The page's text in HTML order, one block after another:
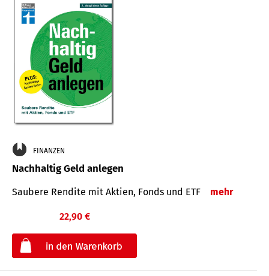
FINANZEN
Nachhaltig Geld anlegen
Saubere Rendite mit Aktien, Fonds und ETF mehr
22,90 €